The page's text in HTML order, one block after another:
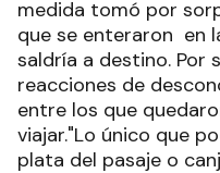
medida tomó por
que se enteraron en
saldría a destino. Por
reacciones de
entre los que
viajar."Lo único que
plata del pasaje o